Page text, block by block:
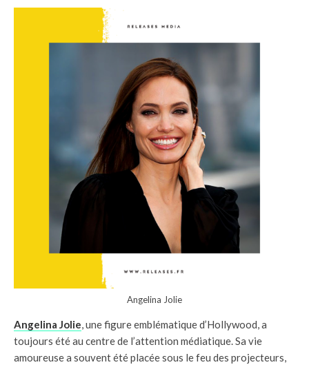
Angelina Jolie
Angelina Jolie, une figure emblématique d’Hollywood, a
toujours été au centre de l’attention médiatique. Sa vie
amoureuse a souvent été placée sous le feu des projecteurs,